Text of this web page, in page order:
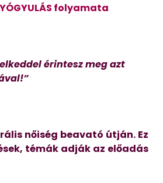
folyamata
érintesz meg azt
nőiség beavató útján. Ez
témák adják az előadás